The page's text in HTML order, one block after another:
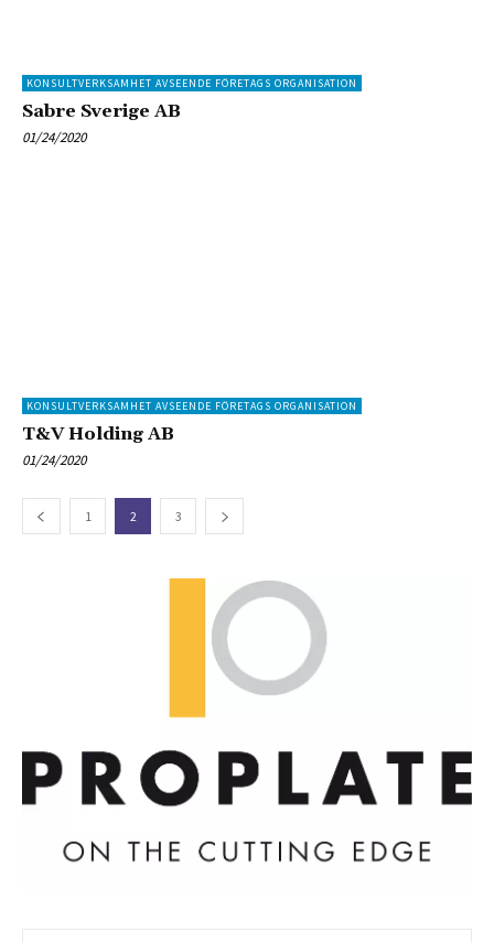
KONSULTVERKSAMHET AVSEENDE FÖRETAGS ORGANISATION
Sabre Sverige AB
01/24/2020
KONSULTVERKSAMHET AVSEENDE FÖRETAGS ORGANISATION
T&V Holding AB
01/24/2020
1 2 3